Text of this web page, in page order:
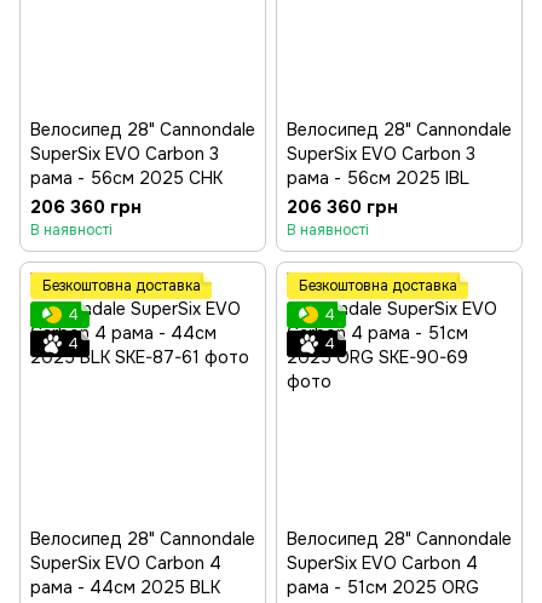
Велосипед 28" Cannondale
SuperSix EVO Carbon 3
рама - 56см 2025 CHK
206 360 грн
В наявності
Велосипед 28" Cannondale
SuperSix EVO Carbon 3
рама - 56см 2025 IBL
206 360 грн
В наявності
Безкоштовна доставка
4
4
Велосипед 28" Cannondale
SuperSix EVO Carbon 4
рама - 44см 2025 BLK
Безкоштовна доставка
4
4
Велосипед 28" Cannondale
SuperSix EVO Carbon 4
рама - 51см 2025 ORG